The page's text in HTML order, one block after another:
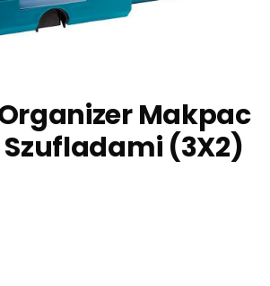
Makpac
(3X2)